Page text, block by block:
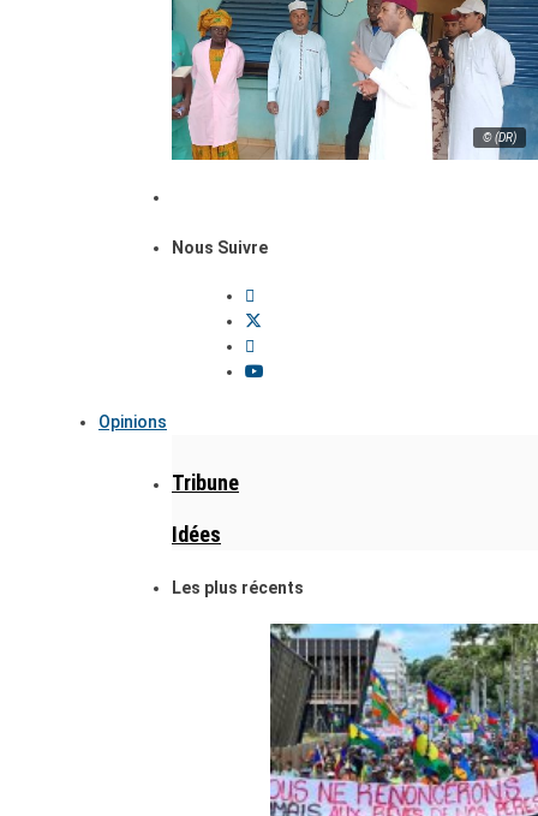
© (DR)
Nous Suivre
Opinions
Tribune
Idées
Les plus récents